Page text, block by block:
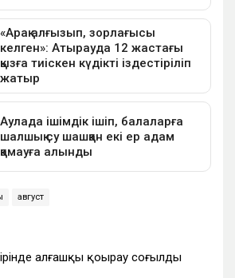
август
алғашқы қоңырау соғылды